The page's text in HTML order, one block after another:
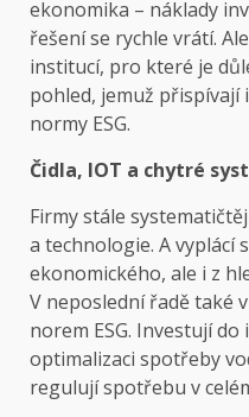
ekonomika – náklady
řešení se rychle vrátí.
institucí, pro které je
pohled, jemuž přispívají
normy ESG.
Čidla, IOT a chytré
Firmy stále
a technologie. A vyplácí
ekonomického, ale i z
V neposlední řadě také
norem ESG. Investují
optimalizaci spotřeby
regulují spotřebu v